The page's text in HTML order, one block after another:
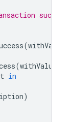
success
(withValue
(withValue
in
)